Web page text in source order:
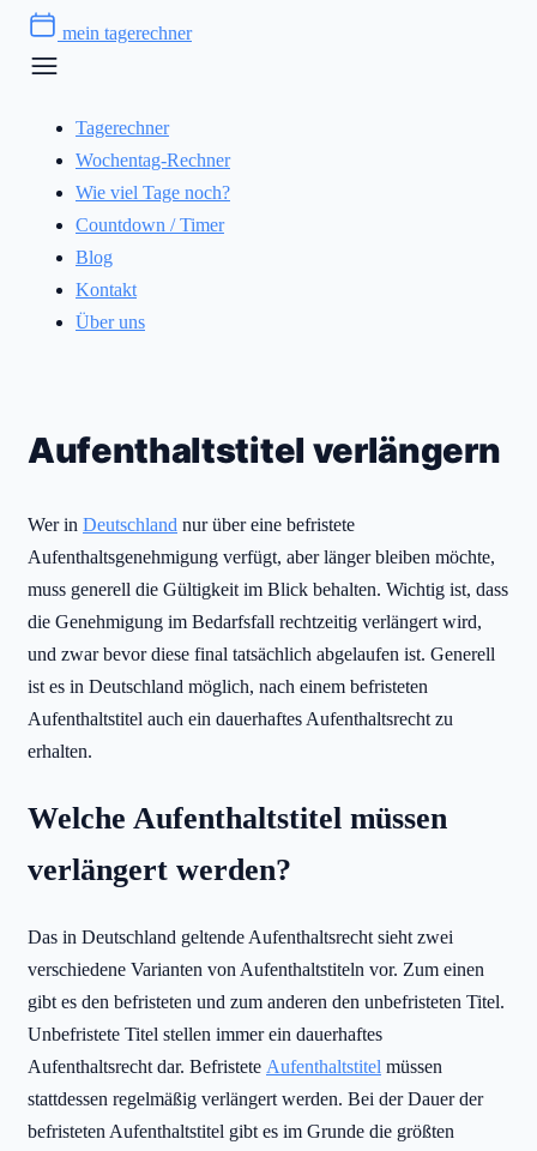
Zum
Inhalt
mein tagerechner
Tagerechner
Wochentag-Rechner
Wie viel Tage noch?
Countdown / Timer
Blog
Kontakt
Über uns
Aufenthaltstitel verlängern
Wer in Deutschland nur über eine befristete
Aufenthaltsgenehmigung verfügt, aber länger bleiben möchte,
muss generell die Gültigkeit im Blick behalten. Wichtig ist, dass
die Genehmigung im Bedarfsfall rechtzeitig verlängert wird,
und zwar bevor diese final tatsächlich abgelaufen ist. Generell
ist es in Deutschland möglich, nach einem befristeten
Aufenthaltstitel auch ein dauerhaftes Aufenthaltsrecht zu
erhalten.
Welche Aufenthaltstitel müssen
verlängert werden?
Das in Deutschland geltende Aufenthaltsrecht sieht zwei
verschiedene Varianten von Aufenthaltstiteln vor. Zum einen
gibt es den befristeten und zum anderen den unbefristeten Titel.
Unbefristete Titel stellen immer ein dauerhaftes
Aufenthaltsrecht dar. Befristete Aufenthaltstitel müssen
stattdessen regelmäßig verlängert werden. Bei der Dauer der
befristeten Aufenthaltstitel gibt es im Grunde die größten